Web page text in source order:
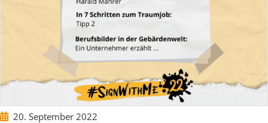
20. September 2022